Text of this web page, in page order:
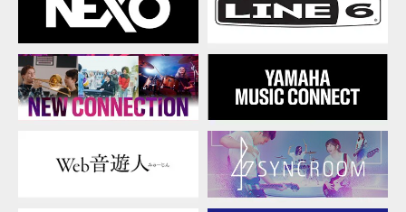
活
躍
る
ADECIA